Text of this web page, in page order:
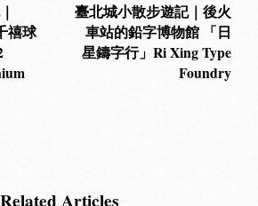
禧球
臺北城小散步遊記｜後火
車站的鉛字博物館 「日
星鑄字行」Ri Xing Type
Foundry
Related Articles